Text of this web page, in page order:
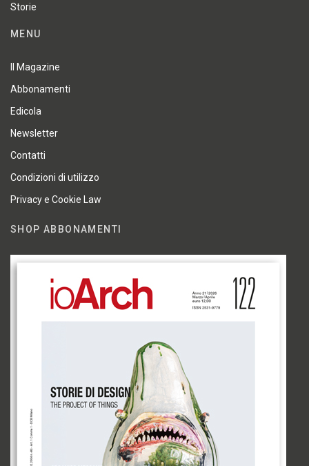
Storie
MENU
Il Magazine
Abbonamenti
Edicola
Newsletter
Contatti
Condizioni di utilizzo
Privacy e Cookie Law
SHOP ABBONAMENTI